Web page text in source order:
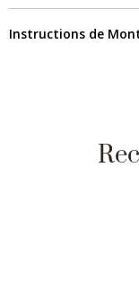
Instructions de